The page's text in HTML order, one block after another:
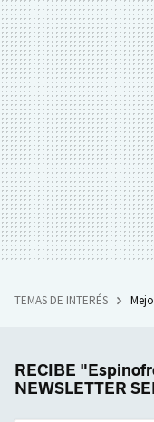
TEMAS DE INTERÉS
RECIBE
NEWSLETTER